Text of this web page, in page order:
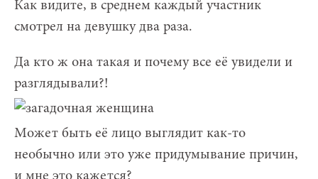
Как видите, в среднем каждый участник
смотрел на девушку два раза.
Да кто ж она такая и почему все её увидели и
разглядывали?!
Может быть её лицо выглядит как-то
необычно или это уже придумывание причин,
и мне это кажется?